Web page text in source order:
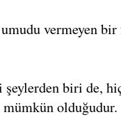
vermeyen bir
şeylerden biri de,
olduğudur.